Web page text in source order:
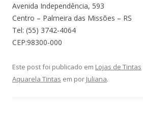
Avenida Independência, 593
Centro – Palmeira das Missões – RS
Tel: (55) 3742-4064
CEP:98300-000
Este post foi publicado em Lojas de Tintas
Aquarela Tintas em por Juliana.